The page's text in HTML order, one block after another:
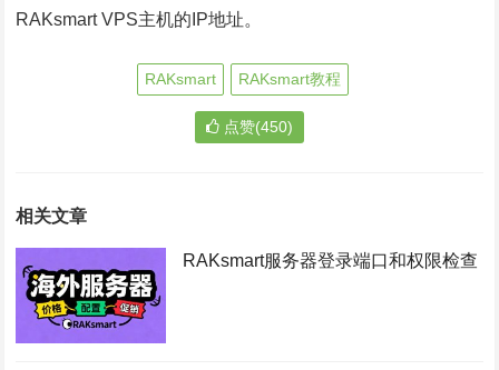
RAKsmart VPS主机的IP地址。
RAKsmart RAKsmart教程
点赞(450)
相关文章
RAKsmart服务器登录端口和权限检查